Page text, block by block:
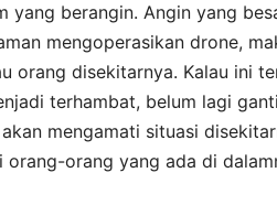
yang berangin. Angin yang
mengoperasikan drone,
orang disekitarnya. Kalau ini
terhambat, belum lagi
mengamati situasi
orang-orang yang ada di